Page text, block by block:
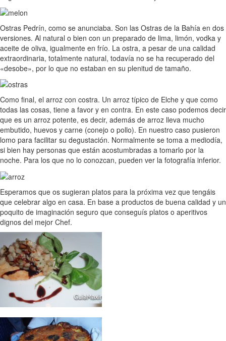
Ostras Pedrín, como se anunciaba. Son las Ostras de la Bahía en dos
versiones. Al natural o bien con un preparado de lima, limón, vodka y
aceite de oliva, igualmente en frío. La ostra, a pesar de una calidad
extraordinaria, totalmente natural, todavía no se ha recuperado del
«desobe», por lo que no estaban en su plenitud de tamaño.
Como final, el arroz con costra. Un arroz típico de Elche y que como
todas las cosas, tiene a favor y en contra. En este caso podemos decir
que es un arroz potente, es decir, además de arroz lleva mucho
embutido, huevos y carne (conejo o pollo). En nuestro caso pusieron
lomo para facilitar su degustación. Normalmente se toma a mediodía,
si bien hay personas que están acostumbradas a tomarlo por la
noche. Para los que no lo conozcan, pueden ver la fotografía inferior.
Esperamos que os sugieran platos para la próxima vez que tengáis
que celebrar algo en casa. En base a productos de buena calidad y un
poquito de imaginación seguro que conseguís platos o aperitivos
dignos del mejor Chef.